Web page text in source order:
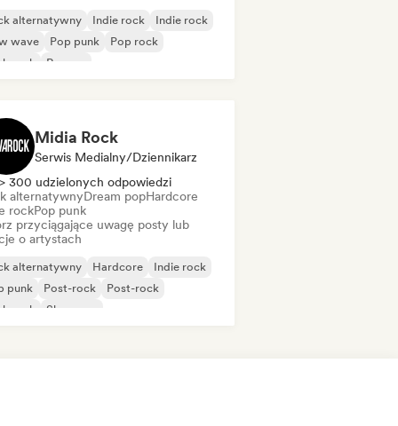
alternatywny Indie rock
Indie rock
wave
Pop punk
Pop rock
rock
Reggae
Midia Rock
Serwis Medialny/Dziennikarz
> 300 udzielonych odpowiedzi
alternatywnyDream popHardcore
rockPop punk
przyciągające uwagę posty lub
o artystach
alternatywny Hardcore
Indie rock
punk
Post-rock
Post-rock
rock
Shoegaze